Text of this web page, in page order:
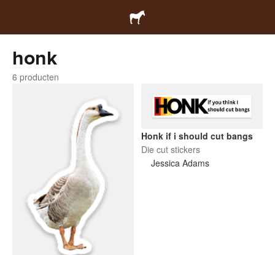
honk
6 producten
Honk if i should cut bangs
Die cut stickers
Jessica Adams